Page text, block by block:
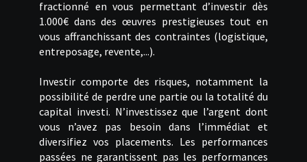
fractionné en vous permettant d’investir dès
1.000€ dans des œuvres prestigieuses tout en
vous affranchissant des contraintes (logistique,
entreposage, revente,...).
Investir comporte des risques, notamment la
possibilité de perdre une partie ou la totalité du
capital investi. N’investissez que l’argent dont
vous n’avez pas besoin dans l’immédiat et
diversifiez vos placements. Les performances
passées ne garantissent pas les performances